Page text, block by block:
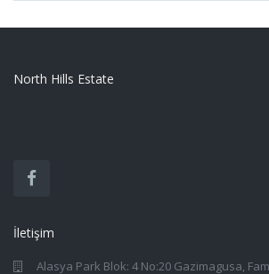
North Hills Estate
İletişim
Alasya Park Blok: 4 No:20 Gazimagusa,